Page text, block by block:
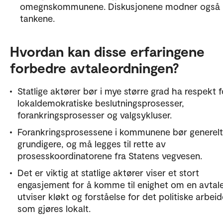
omegnskommunene. Diskusjonene modner også
tankene.
Hvordan kan disse erfaringene
forbedre avtaleordningen?
Statlige aktører bør i mye større grad ha respekt
lokaldemokratiske beslutningsprosesser,
forankringsprosesser og valgsykluser.
Forankringsprosessene i kommunene bør
grundigere, og må legges til rette av
prosesskoordinatorene fra Statens vegvesen.
Det er viktig at statlige aktører viser et stort
engasjement for å komme til enighet om en
utviser kløkt og forståelse for det politiske
som gjøres lokalt.